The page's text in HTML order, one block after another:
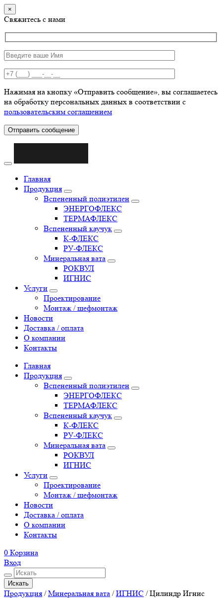
×
Свяжитесь с нами
Нажимая на кнопку «Отправить сообщение», вы соглашаетесь
на обработку персональных данных в соответствии с
пользовательским соглашением
Отправить сообщение
Главная
Продукция
Вспененный полиэтилен
ЭНЕРГОФЛЕКС
ТЕРМАФЛЕКС
Вспененный каучук
К-ФЛЕКС
РУ-ФЛЕКС
Минеральная вата
РОКВУЛ
ИГНИС
Услуги
Проектирование
Монтаж / шефмонтаж
Новости
Доставка / оплата
О компании
Контакты
Главная
Продукция
Вспененный полиэтилен
ЭНЕРГОФЛЕКС
ТЕРМАФЛЕКС
Вспененный каучук
К-ФЛЕКС
РУ-ФЛЕКС
Минеральная вата
РОКВУЛ
ИГНИС
Услуги
Проектирование
Монтаж / шефмонтаж
Новости
Доставка / оплата
О компании
Контакты
0 Корзина
Вход
Искать
Продукция /Минеральная вата /ИГНИС /Цилиндр Игнис